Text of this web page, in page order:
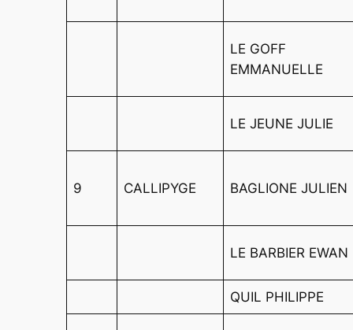
LE GOFF
EMMANUELLE
LE JEUNE JULIE
9 CALLIPYGE BAGLIONE JULIEN
LE BARBIER EWAN
QUIL PHILIPPE